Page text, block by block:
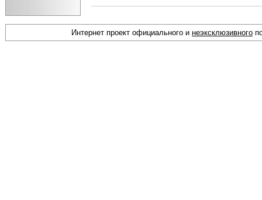
Интернет проект официального и неэксклюзивного